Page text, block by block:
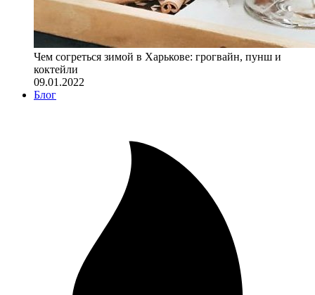
Чем согреться зимой в Харькове: грогвайн, пунш и
коктейли
09.01.2022
Блог